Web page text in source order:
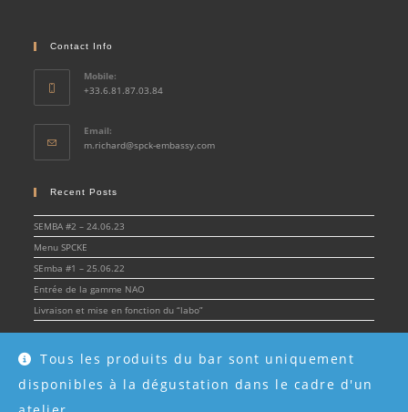
Tous les produits du bar sont uniquement
disponibles à la dégustation dans le cadre d'un
Contact Info
Mobile:
+33.6.81.87.03.84
Email:
m.richard@spck-embassy.comOpens
Recent Posts
SEMBA #2 – 24.06.23
Menu SPCKE
SEmba #1 – 25.06.22
Entrée de la gamme NAO
Livraison et mise en fonction du “labo”
© Spirit & Cocktail Embassy 2022 - SPCKE - SIRET 908 216 955 00017 -